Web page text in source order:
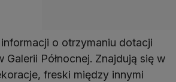
o otrzymaniu dotacji
Galerii Północnej. Znajdują się w
freski między innymi